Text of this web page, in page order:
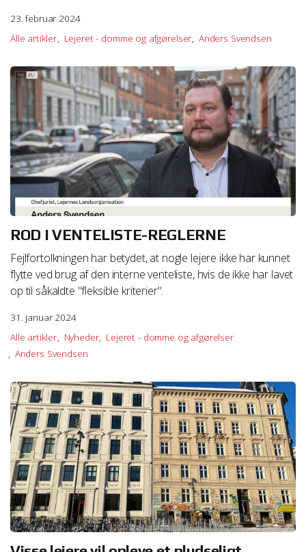
23. februar 2024
Alle artikler
Lejeret - domme og afgørelser Anders Svendsen
ROD I VENTELISTE-REGLERNE
Fejlfortolkningen har betydet, at nogle lejere ikke har kunnet
flytte ved brug af den interne venteliste, hvis de ikke har lavet
op til såkaldte "fleksible kriterier".
31. januar 2024
Alle artikler
Nyheder
Lejeret - domme og afgørelser
Anders Svendsen